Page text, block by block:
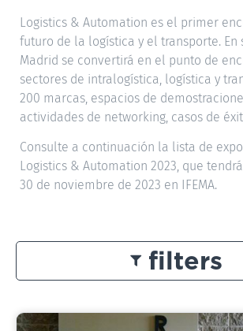
Logistics & Automation es el primer
futuro de la logística y el transporte. En
Madrid se convertirá en el punto de
sectores de intralogística, logística y
200 marcas, espacios de
actividades de networking, casos de
Consulte a continuación la lista de
Logistics & Automation 2023, que
30 de noviembre de 2023 en IFEMA.
filters